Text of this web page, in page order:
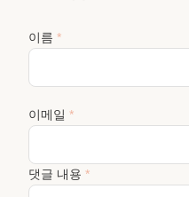
이름 *
이메일 *
댓글 내용 *